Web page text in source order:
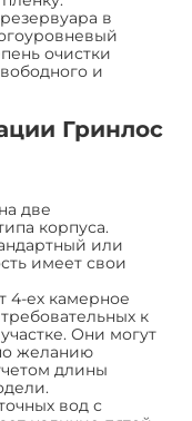
в
очистки
и
Гринлос
две
корпуса.
или
имеет свои
4-ех камерное
к
Они могут
желанию
длины
вод с